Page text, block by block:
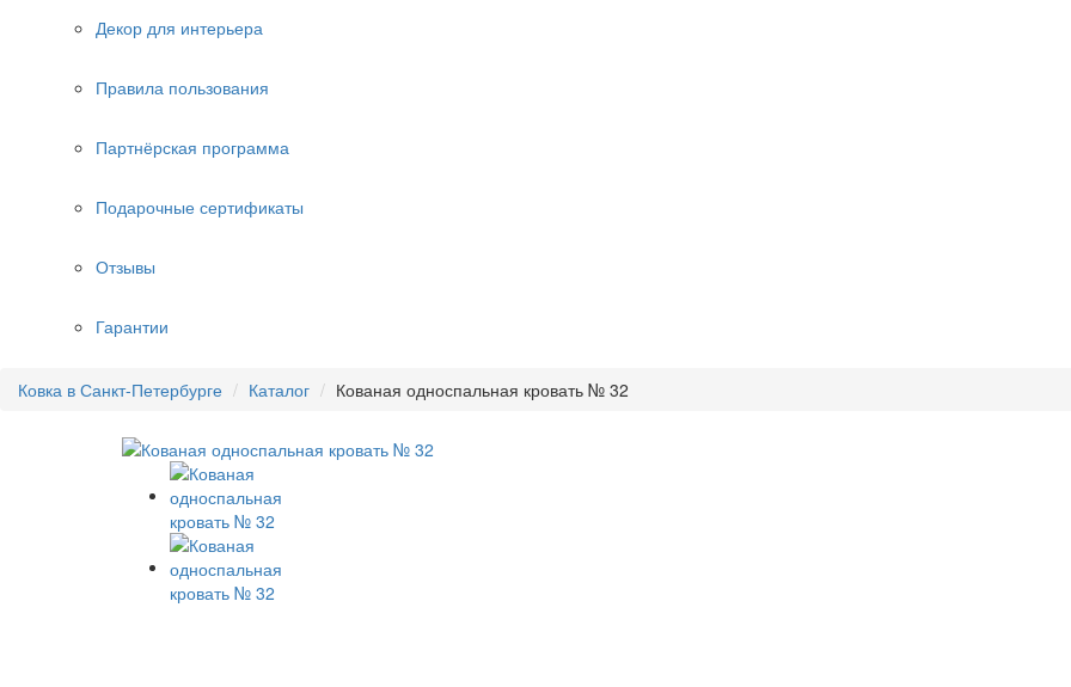
Декор для интерьера
Правила пользования
Партнёрская программа
Подарочные сертификаты
Отзывы
Гарантии
Ковка в Санкт-Петербурге Каталог Кованая односпальная кровать № 32